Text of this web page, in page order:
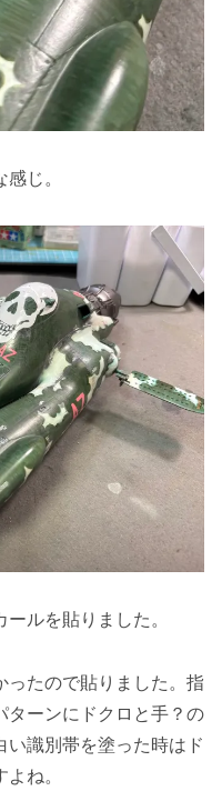
じ。
ルを貼りました。
ったので貼りました。指
ターンにドクロと手？の
い識別帯を塗った時はド
ね。